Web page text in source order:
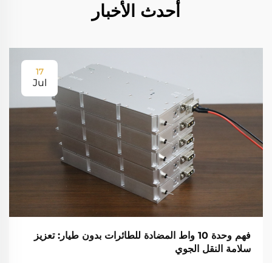
أحدث الأخبار
17
Jul
فهم وحدة 10 واط المضادة للطائرات بدون طيار: تعزيز
سلامة النقل الجوي